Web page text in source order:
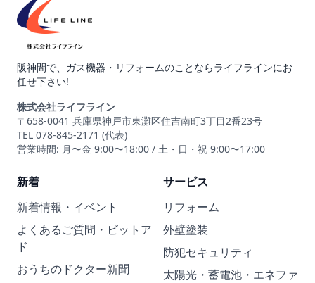
阪神間で、ガス機器・リフォームのことならライフラインにお
任せ下さい!
株式会社ライフライン
〒658-0041 兵庫県神戸市東灘区住吉南町3丁目2番23号
TEL 078-845-2171 (代表)
営業時間: 月〜金 9:00〜18:00 / 土・日・祝 9:00〜17:00
新着
新着情報・イベント
よくあるご質問・ビットア
ド
おうちのドクター新聞
サービス
リフォーム
外壁塗装
防犯セキュリティ
太陽光・蓄電池・エネファ